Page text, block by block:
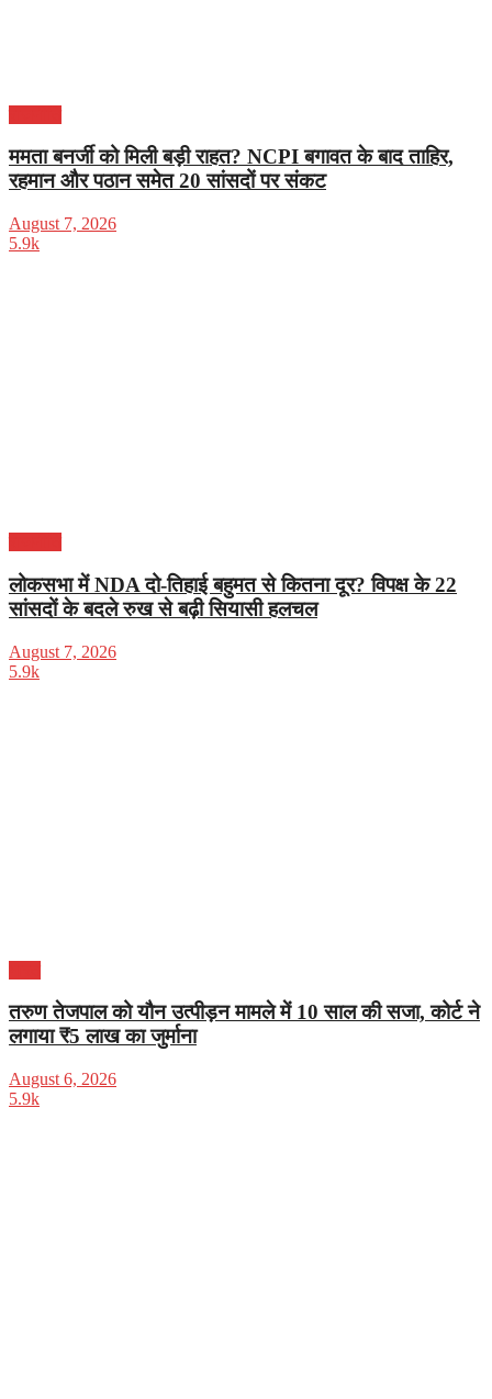
ममता बनर्जी को मिली बड़ी राहत? NCPI बगावत के बाद ताहिर,
रहमान और पठान समेत 20 सांसदों पर संकट
August 7, 2026
5.9k
लोकसभा में NDA दो-तिहाई बहुमत से कितना दूर? विपक्ष के 22
सांसदों के बदले रुख से बढ़ी सियासी हलचल
August 7, 2026
5.9k
तरुण तेजपाल को यौन उत्पीड़न मामले में 10 साल की सजा, कोर्ट ने
लगाया ₹5 लाख का जुर्माना
August 6, 2026
5.9k